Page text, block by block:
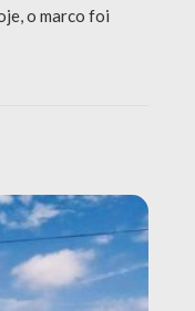
o marco foi